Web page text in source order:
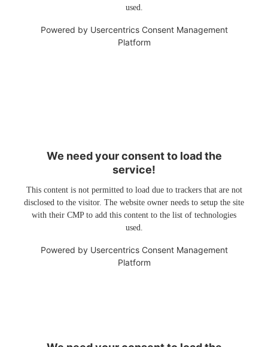
used.
Powered by Usercentrics Consent Management
Platform
We need your consent to load the
service!
This content is not permitted to load due to trackers that are not
disclosed to the visitor. The website owner needs to setup the site
with their CMP to add this content to the list of technologies
used.
Powered by Usercentrics Consent Management
Platform